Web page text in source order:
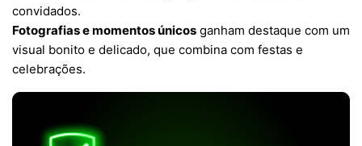
convidados.
Fotografias e momentos únicos ganham destaque com um
visual bonito e delicado, que combina com festas e
celebrações.